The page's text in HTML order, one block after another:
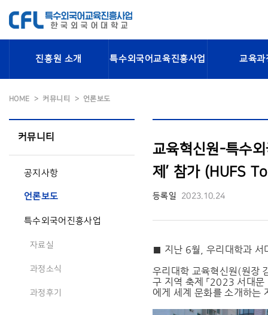
진흥원 소개 특수외국어교육진흥사업 교육과
HOME 커뮤니티 언론보도
커뮤니티
공지사항
언론보도
특수외국어진흥사업
자료실
과정소식
과정후기
교육혁신원-특수
제’ 참가 (HUFS
등록일 2023.10.24
■ 지난 6월, 우리대학과 서
우리대학 교육혁신원(원장
구 지역 축제 「2023 서대
에게 세계 문화를 소개하는